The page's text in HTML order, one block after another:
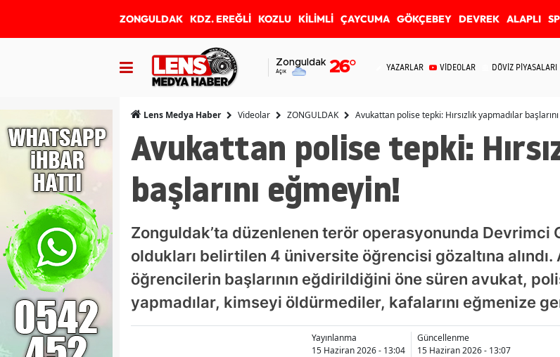
ZONGULDAK KDZ. EREĞLİ KOZLU KİLİMLİ ÇAYCUMA GÖKÇEBEY DEVREK ALAPLI
Zonguldak
Açık 26° YAZARLAR VİDEOLAR DÖVİZ PİYASALARI
Lens Medya Haber Videolar ZONGULDAK Avukattan polise tepki: Hırsızlık yapmadılar
Avukattan polise tepki:
başlarını eğmeyin!
Zonguldak’ta düzenlenen terör operasyonunda Devrimci
oldukları belirtilen 4 üniversite öğrencisi gözaltına alındı.
öğrencilerin başlarının eğdirildiğini öne süren avukat,
yapmadılar, kimseyi öldürmediler, kafalarını eğmenize
Yayınlanma
15 Haziran 2026 - 13:04
Güncellenme
15 Haziran 2026 - 13:07